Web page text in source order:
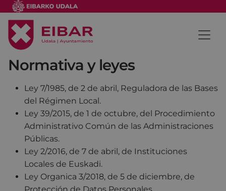
Normativa y leyes
Ley 7/1985, de 2 de abril, Reguladora de las Bases
del Régimen Local.
Ley 39/2015, de 1 de octubre, del Procedimiento
Administrativo Común de las Administraciones
Públicas.
Ley 2/2016, de 7 de abril, de Instituciones
Locales de Euskadi.
Ley Organica 3/2018, de 5 de diciembre, de
Protección de Datos Personales.